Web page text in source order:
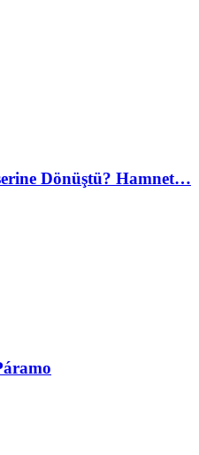
Dönüştü? Hamnet…